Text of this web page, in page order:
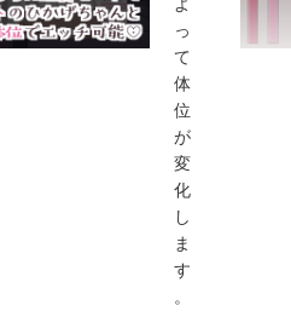
っ
て
体
位
が
変
化
し
ま
す
。